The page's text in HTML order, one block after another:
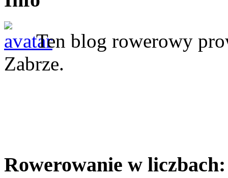
Ten blog rowerowy
Zabrze.
Rowerowanie w liczbach: